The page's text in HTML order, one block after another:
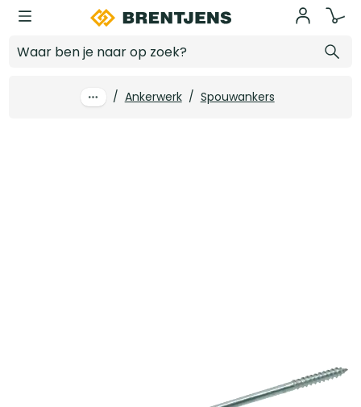
Ga naar hoofdinhoud
/ Ankerwerk / Spouwankers
Log in voor prijzen